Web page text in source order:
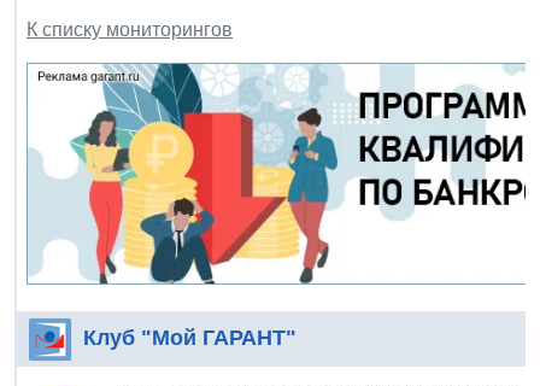
К списку мониторингов
Клуб "Мой ГАРАНТ"